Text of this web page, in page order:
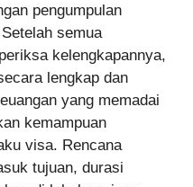
pengumpulan
semua
kelengkapannya,
lengkap dan
yang memadai
kemampuan
visa. Rencana
tujuan, durasi